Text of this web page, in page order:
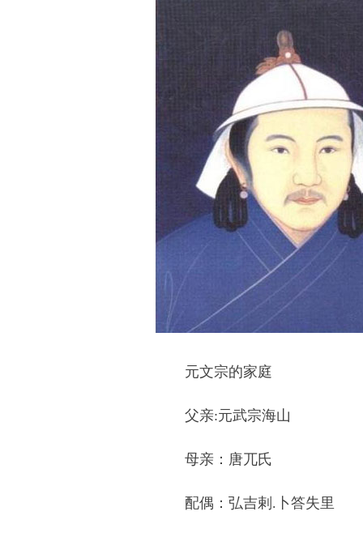
元文宗的家庭
父亲:元武宗海山
母亲：唐兀氏
配偶：弘吉剌.卜答失里